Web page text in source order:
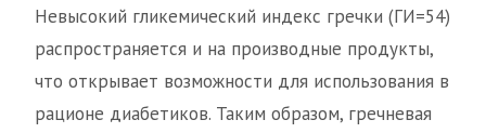
Невысокий гликемический индекс гречки (ГИ=54)
распространяется и на производные продукты,
что открывает возможности для использования в
рационе диабетиков. Таким образом, гречневая